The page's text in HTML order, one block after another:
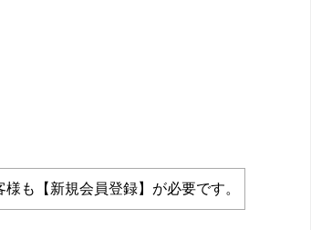
も【新規会員登録】が必要です。